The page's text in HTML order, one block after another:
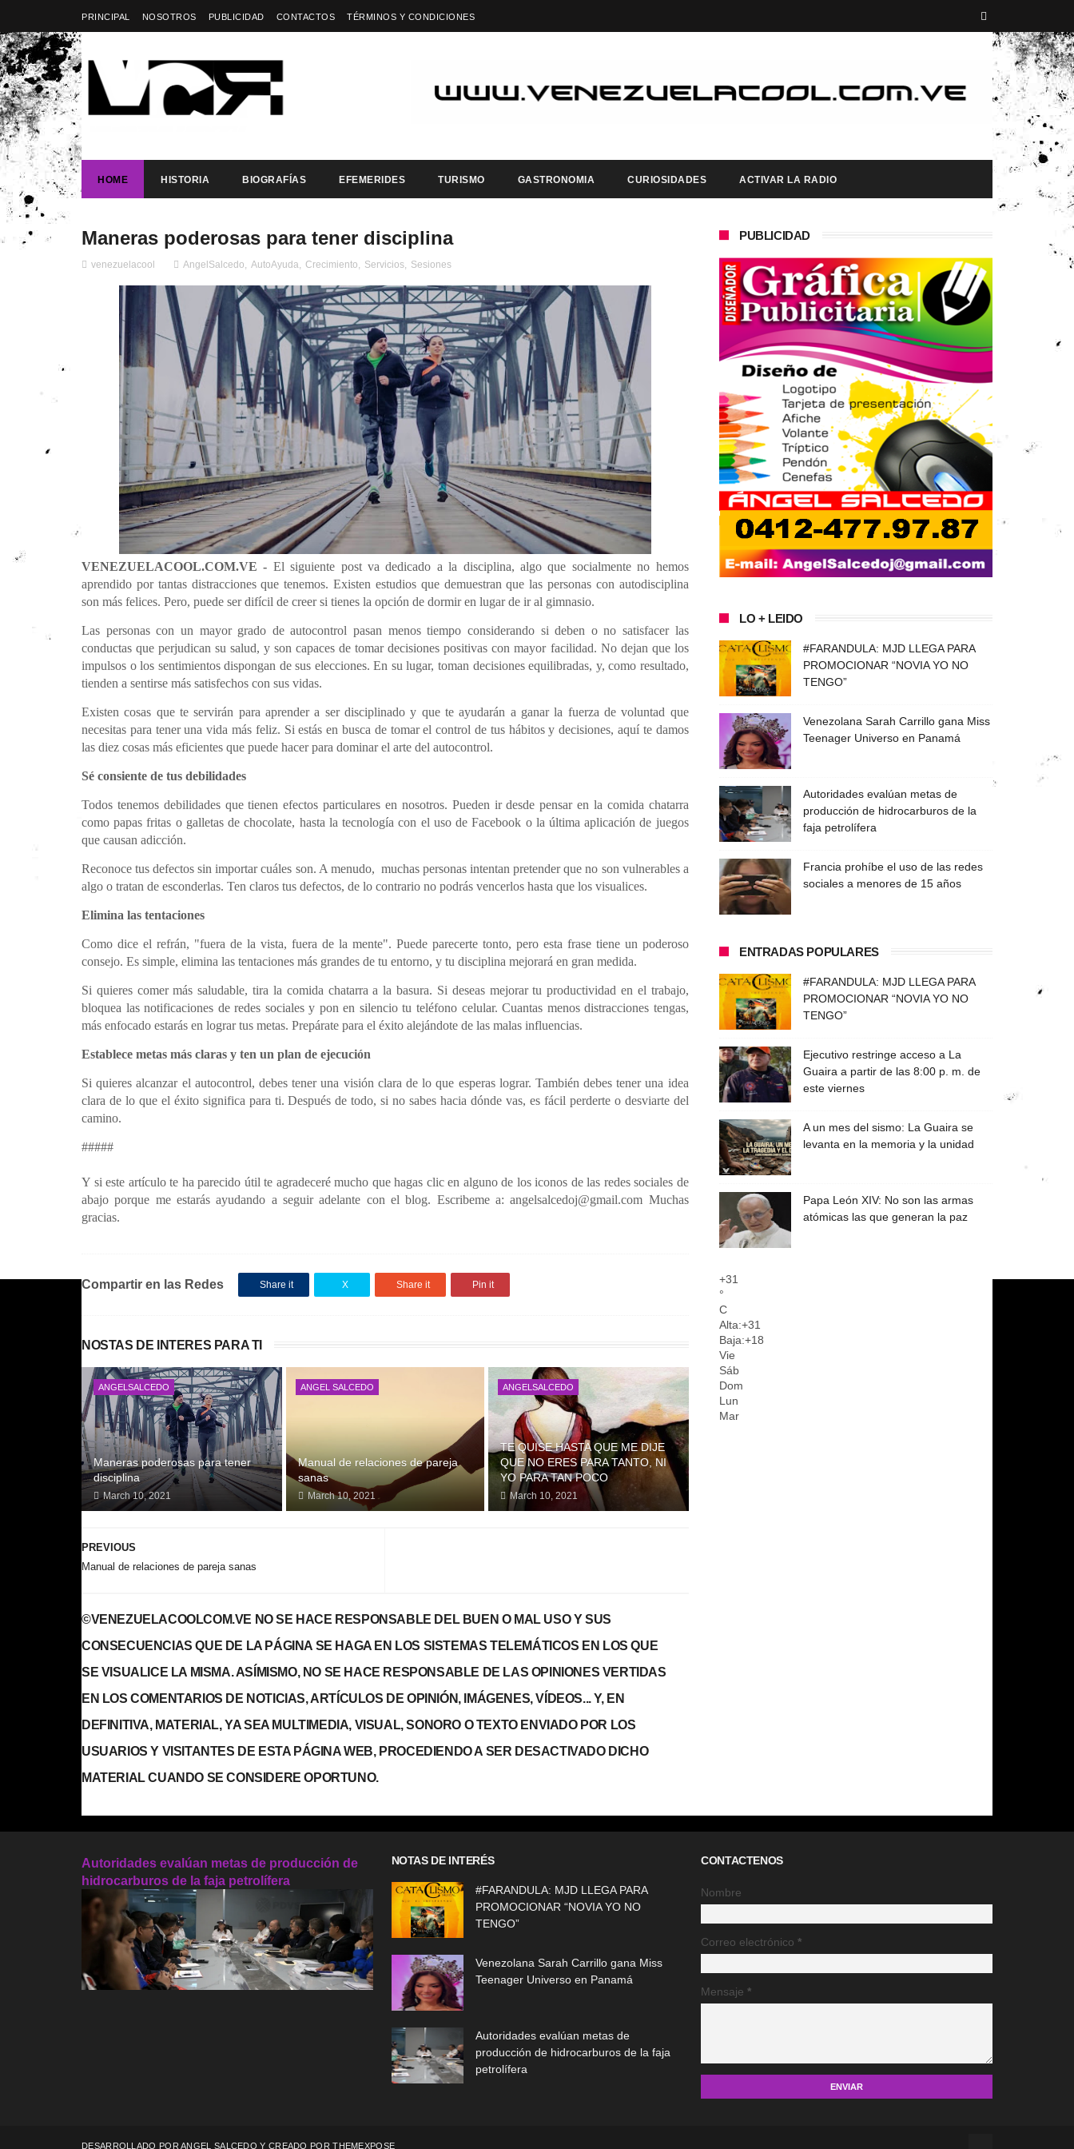
PRINCIPAL NOSOTROS PUBLICIDAD CONTACTOS TÉRMINOS Y CONDICIONES
HOME HISTORIA BIOGRAFÍAS EFEMERIDES TURISMO GASTRONOMIA CURIOSIDADES ACTIVAR LA RADIO
Maneras poderosas para tener disciplina
venezuelacool AngelSalcedo, AutoAyuda, Crecimiento, Servicios, Sesiones
VENEZUELACOOL.COM.VE - El siguiente post va dedicado a la disciplina, algo que socialmente no hemos
aprendido por tantas distracciones que tenemos. Existen estudios que demuestran que las personas con autodisciplina
son más felices. Pero, puede ser difícil de creer si tienes la opción de dormir en lugar de ir al gimnasio.
Las personas con un mayor grado de autocontrol pasan menos tiempo considerando si deben o no satisfacer las
conductas que perjudican su salud, y son capaces de tomar decisiones positivas con mayor facilidad. No dejan que los
impulsos o los sentimientos dispongan de sus elecciones. En su lugar, toman decisiones equilibradas, y, como resultado,
tienden a sentirse más satisfechos con sus vidas.
Existen cosas que te servirán para aprender a ser disciplinado y que te ayudarán a ganar la fuerza de voluntad que
necesitas para tener una vida más feliz. Si estás en busca de tomar el control de tus hábitos y decisiones, aquí te damos
las diez cosas más eficientes que puede hacer para dominar el arte del autocontrol.
Sé consiente de tus debilidades
Todos tenemos debilidades que tienen efectos particulares en nosotros. Pueden ir desde pensar en la comida chatarra
como papas fritas o galletas de chocolate, hasta la tecnología con el uso de Facebook o la última aplicación de juegos
que causan adicción.
Reconoce tus defectos sin importar cuáles son. A menudo, muchas personas intentan pretender que no son vulnerables a
algo o tratan de esconderlas. Ten claros tus defectos, de lo contrario no podrás vencerlos hasta que los visualices.
Elimina las tentaciones
Como dice el refrán, "fuera de la vista, fuera de la mente". Puede parecerte tonto, pero esta frase tiene un poderoso
consejo. Es simple, elimina las tentaciones más grandes de tu entorno, y tu disciplina mejorará en gran medida.
Si quieres comer más saludable, tira la comida chatarra a la basura. Si deseas mejorar tu productividad en el trabajo,
bloquea las notificaciones de redes sociales y pon en silencio tu teléfono celular. Cuantas menos distracciones tengas,
más enfocado estarás en lograr tus metas. Prepárate para el éxito alejándote de las malas influencias.
Establece metas más claras y ten un plan de ejecución
Si quieres alcanzar el autocontrol, debes tener una visión clara de lo que esperas lograr. También debes tener una idea
clara de lo que el éxito significa para ti. Después de todo, si no sabes hacia dónde vas, es fácil perderte o desviarte del
camino.
#####
Y si este artículo te ha parecido útil te agradeceré mucho que hagas clic en alguno de los iconos de las redes sociales de
abajo porque me estarás ayudando a seguir adelante con el blog. Escribeme a: angelsalcedoj@gmail.com Muchas
gracias.
Compartir en las Redes Share it X Share it Pin it
NOSTAS DE INTERES PARA TI
ANGELSALCEDO
Maneras poderosas para tener
disciplina
March 10, 2021
ANGEL SALCEDO
Manual de relaciones de pareja
sanas
March 10, 2021
ANGELSALCEDO
TE QUISE HASTA QUE ME DIJE
QUE NO ERES PARA TANTO, NI
YO PARA TAN POCO
March 10, 2021
PREVIOUS
Manual de relaciones de pareja sanas
©VENEZUELACOOLCOM.VE NO SE HACE RESPONSABLE DEL BUEN O MAL USO Y SUS
CONSECUENCIAS QUE DE LA PÁGINA SE HAGA EN LOS SISTEMAS TELEMÁTICOS EN LOS QUE
SE VISUALICE LA MISMA. ASÍMISMO, NO SE HACE RESPONSABLE DE LAS OPINIONES VERTIDAS
EN LOS COMENTARIOS DE NOTICIAS, ARTÍCULOS DE OPINIÓN, IMÁGENES, VÍDEOS... Y, EN
DEFINITIVA, MATERIAL, YA SEA MULTIMEDIA, VISUAL, SONORO O TEXTO ENVIADO POR LOS
USUARIOS Y VISITANTES DE ESTA PÁGINA WEB, PROCEDIENDO A SER DESACTIVADO DICHO
MATERIAL CUANDO SE CONSIDERE OPORTUNO.
PUBLICIDAD
LO + LEIDO
#FARANDULA: MJD LLEGA PARA
PROMOCIONAR “NOVIA YO NO
TENGO”
Venezolana Sarah Carrillo gana Miss
Teenager Universo en Panamá
Autoridades evalúan metas de
producción de hidrocarburos de la
faja petrolífera
Francia prohíbe el uso de las redes
sociales a menores de 15 años
ENTRADAS POPULARES
#FARANDULA: MJD LLEGA PARA
PROMOCIONAR “NOVIA YO NO
TENGO”
Ejecutivo restringe acceso a La
Guaira a partir de las 8:00 p. m. de
este viernes
A un mes del sismo: La Guaira se
levanta en la memoria y la unidad
Papa León XIV: No son las armas
atómicas las que generan la paz
+31
°
C
Alta:+31
Baja:+18
Vie
Sáb
Dom
Lun
Mar
Autoridades evalúan metas de producción de
hidrocarburos de la faja petrolífera
NOTAS DE INTERÉS
#FARANDULA: MJD LLEGA PARA
PROMOCIONAR “NOVIA YO NO
TENGO”
Venezolana Sarah Carrillo gana Miss
Teenager Universo en Panamá
Autoridades evalúan metas de
producción de hidrocarburos de la faja
petrolífera
CONTACTENOS
Nombre
Correo electrónico*
Mensaje*
DESARROLLADO POR ANGEL SALCEDO Y CREADO PORTHEMEXPOSE